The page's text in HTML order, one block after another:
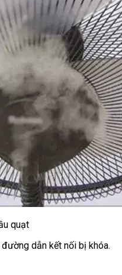
quạt
dẫn kết nối bị khóa.